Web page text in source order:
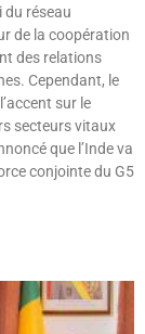
du réseau
de la coopération
des relations
Cependant, le
sur le
secteurs vitaux
que l’Inde va
conjointe du G5